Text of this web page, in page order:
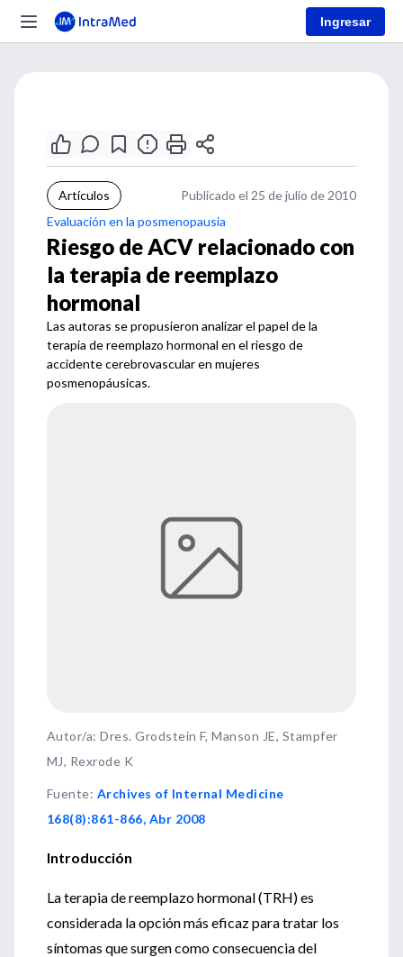
Ingresar
Artículos
Publicado el 25 de julio de 2010
Evaluación en la posmenopausia
Riesgo de ACV relacionado con
la terapia de reemplazo
hormonal
Las autoras se propusieron analizar el papel de la
terapia de reemplazo hormonal en el riesgo de
accidente cerebrovascular en mujeres
posmenopáusicas.
Autor/a: Dres. Grodstein F, Manson JE, Stampfer
MJ, Rexrode K
Fuente: Archives of Internal Medicine
168(8):861-866, Abr 2008
Introducción
La terapia de reemplazo hormonal (TRH) es
considerada la opción más eficaz para tratar los
síntomas que surgen como consecuencia del